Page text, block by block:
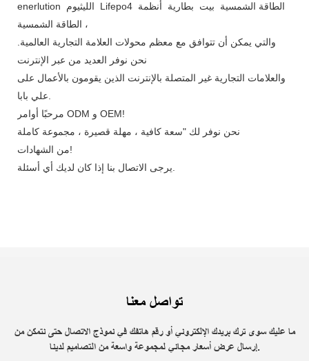
enerlution الليثيوم Lifepo4 الطاقة الشمسية بيت بطارية أنظمة
الطاقة الشمسية ،
والتي يمكن أن تتوافق مع معظم محولات العلامة التجارية العالمية.
نحن نوفر العديد من عبر الإنترنت
والعلامات التجارية غير المتصلة بالإنترنت الذين يقومون بالأعمال على
مرحبًا أوامر ODM و OEM!
نحن نوفر لك "سعة كافية ، مهلة قصيرة ، مجموعة كاملة
من الشهادات!
تواصل معنا
ما عليك سوى ترك بريدك الإلكتروني أو رقم هاتفك في نموذج الاتصال حتى نتمكن من
إرسال عرض أسعار مجاني لمجموعة واسعة من التصاميم لدينا.